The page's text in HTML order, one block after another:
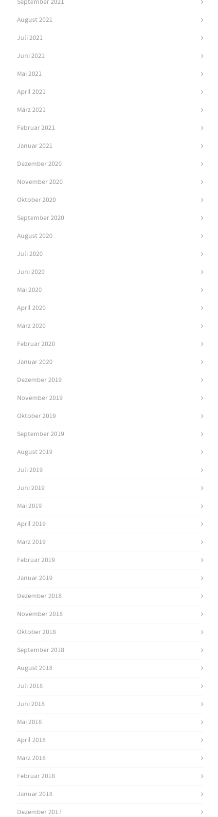
September 2021
August 2021
Juli 2021
Juni 2021
Mai 2021
April 2021
März 2021
Februar 2021
Januar 2021
Dezember 2020
November 2020
Oktober 2020
September 2020
August 2020
Juli 2020
Juni 2020
Mai 2020
April 2020
März 2020
Februar 2020
Januar 2020
Dezember 2019
November 2019
Oktober 2019
September 2019
August 2019
Juli 2019
Juni 2019
Mai 2019
April 2019
März 2019
Februar 2019
Januar 2019
Dezember 2018
November 2018
Oktober 2018
September 2018
August 2018
Juli 2018
Juni 2018
Mai 2018
April 2018
März 2018
Februar 2018
Januar 2018
Dezember 2017